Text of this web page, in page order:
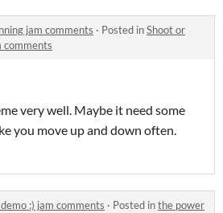
jam comments · Posted inShoot or
comments
very well. Maybe it need some
you move up and down often.
:) jam comments · Posted inthe power